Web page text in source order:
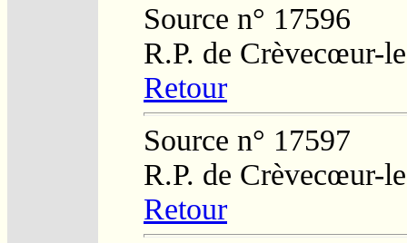
Source n° 17596
R.P. de Crèvecœur-
Retour
Source n° 17597
R.P. de Crèvecœur-
Retour